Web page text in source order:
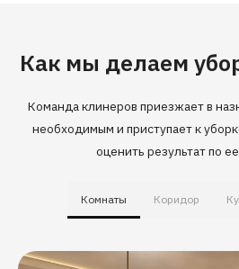
Как мы делаем
Команда клинеров приезжает в
необходимым и приступает к
оценить результат по
Комнаты Коридор